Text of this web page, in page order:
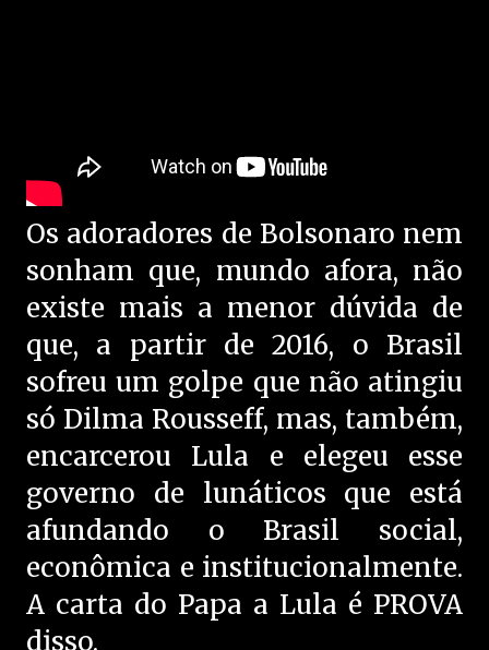
Os adoradores de Bolsonaro nem
sonham que, mundo afora, não
existe mais a menor dúvida de
que, a partir de 2016, o Brasil
sofreu um golpe que não atingiu
só Dilma Rousseff, mas, também,
encarcerou Lula e elegeu esse
governo de lunáticos que está
afundando o Brasil social,
econômica e institucionalmente.
A carta do Papa a Lula é PROVA
disso.